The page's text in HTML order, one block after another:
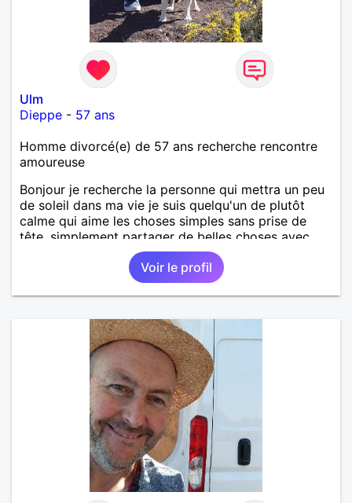
Ulm
Dieppe - 57 ans
Homme divorcé(e) de 57 ans recherche rencontre
amoureuse
Bonjour je recherche la personne qui mettra un peu
de soleil dans ma vie je suis quelqu'un de plutôt
calme qui aime les choses simples sans prise de
tête, simplement partager de belles choses avec
une personne qui me ressemble .
Voir le profil